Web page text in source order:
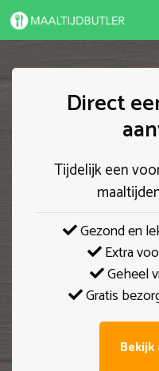
Spring
naar
Direct
Tijdelijk een
Gezond en
Extra
Geheel
Gratis